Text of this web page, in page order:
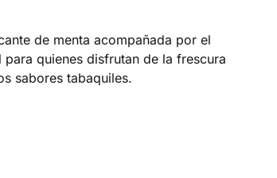
de menta acompañada por el
quienes disfrutan de la frescura
sabores tabaquiles.